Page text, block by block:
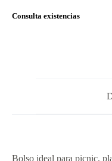
Consulta existencias
Bolso ideal para picnic,